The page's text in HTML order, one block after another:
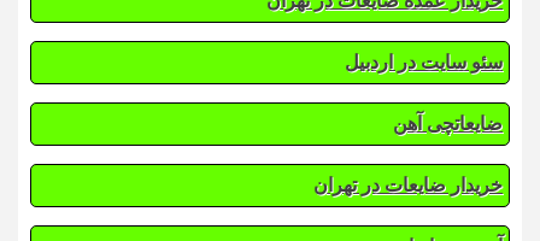
سئو سایت در اردبیل
ضایعاتچی آهن
خریدار ضایعات در تهران